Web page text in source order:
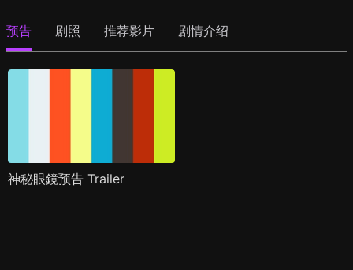
预告 剧照 推荐影片 剧情介绍
神秘眼鏡预告 Trailer